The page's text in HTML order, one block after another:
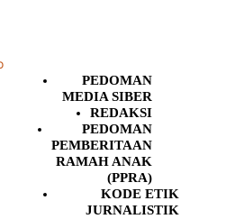
PEDOMAN
MEDIA SIBER
REDAKSI
PEDOMAN
PEMBERITAAN
RAMAH ANAK
(PPRA)
KODE ETIK
JURNALISTIK